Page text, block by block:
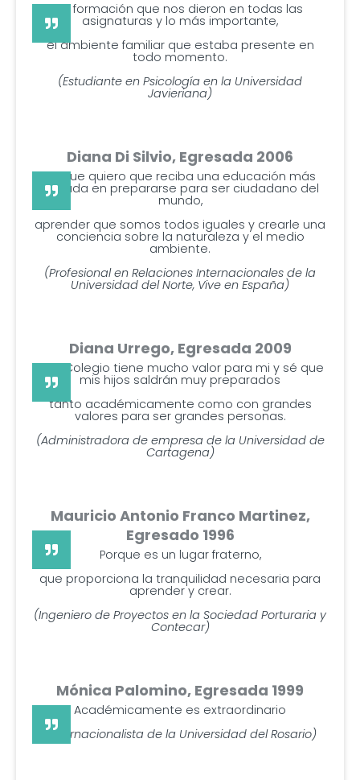
La formación que nos dieron en todas las
asignaturas y lo más importante,
el ambiente familiar que estaba presente en
todo momento.
(Estudiante en Psicología en la Universidad
Javieriana)
Diana Di Silvio, Egresada 2006
Porque quiero que reciba una educación más
basada en prepararse para ser ciudadano del
mundo,
aprender que somos todos iguales y crearle una
conciencia sobre la naturaleza y el medio
ambiente.
(Profesional en Relaciones Internacionales de la
Universidad del Norte, Vive en España)
Diana Urrego, Egresada 2009
Este Colegio tiene mucho valor para mi y sé que
mis hijos saldrán muy preparados
tanto académicamente como con grandes
valores para ser grandes personas.
(Administradora de empresa de la Universidad de
Cartagena)
Mauricio Antonio Franco Martinez,
Egresado 1996
Porque es un lugar fraterno,
que proporciona la tranquilidad necesaria para
aprender y crear.
(Ingeniero de Proyectos en la Sociedad Porturaria y
Contecar)
Mónica Palomino, Egresada 1999
Académicamente es extraordinario
(Internacionalista de la Universidad del Rosario)